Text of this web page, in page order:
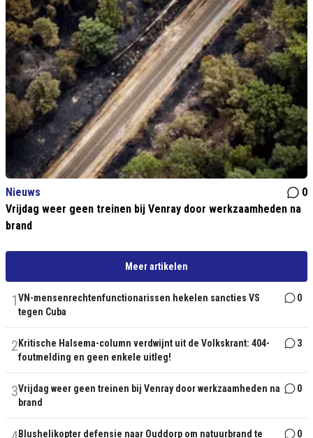
Nieuws
0
Vrijdag weer geen treinen bij Venray door werkzaamheden na
brand
Meer artikelen
1VN-mensenrechtenfunctionarissen hekelen sancties VS
tegen Cuba
0
2 Kritische Halsema-column verdwijnt uit de Volkskrant: 404-
foutmelding en geen enkele uitleg!
3
3Vrijdag weer geen treinen bij Venray door werkzaamheden na
brand
0
Blushelikopter defensie naar Ouddorp om natuurbrand te
0